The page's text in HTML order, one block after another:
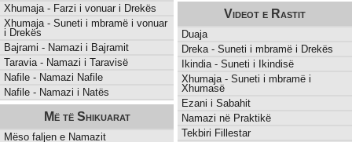
Xhumaja - Farzi i vonuar i Drekës
Xhumaja - Suneti i mbramë i vonuar
i Drekës
Bajrami - Namazi i Bajramit
Taravia - Namazi i Taravisë
Nafile - Namazi Nafile
Nafile - Namazi i Natës
Më të Shikuarat
Mëso faljen e Namazit
Videot e Rastit
Duaja
Dreka - Suneti i mbramë i Drekës
Ikindia - Suneti i Ikindisë
Xhumaja - Suneti i mbramë i
Xhumasë
Ezani i Sabahit
Namazi në Praktikë
Tekbiri Fillestar